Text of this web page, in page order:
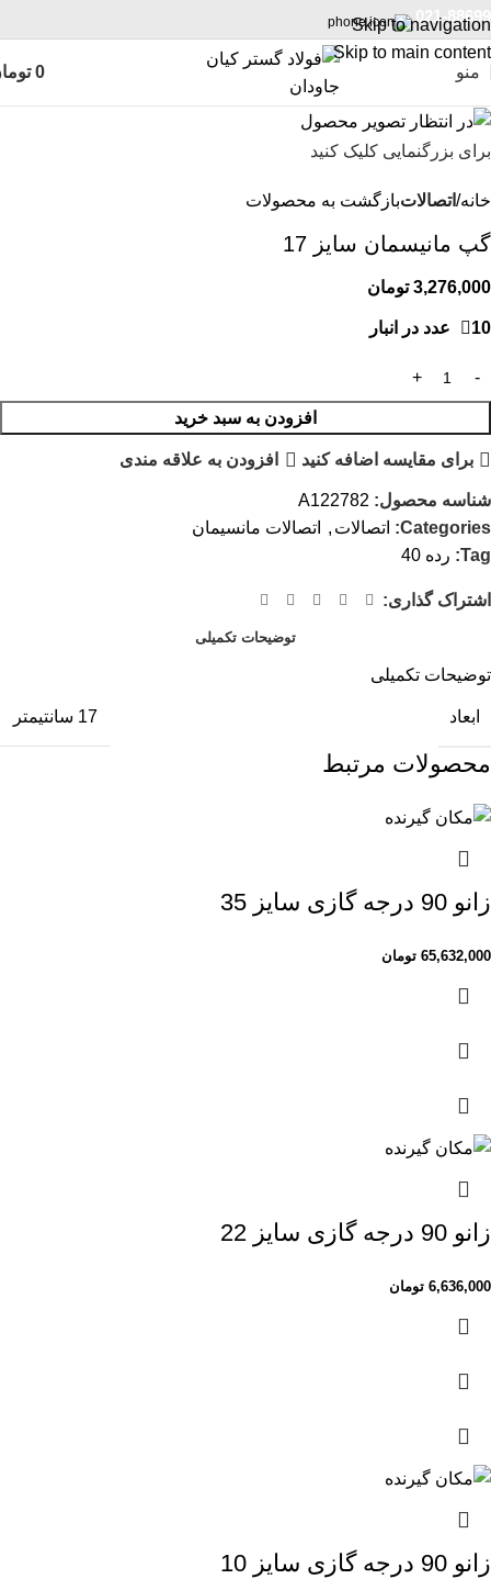
Skip to navigation
Skip to main content
021-88699
منو 0
برای بزرگنمایی کلیک کنید
خانه اتصالاتبازگشت به محصولات
گپ مانیسمان سایز 17
3,276,000 تومان
10 عدد در انبار
افزودن به سبد خرید
برای مقایسه اضافه کنید افزودن به علاقه مندی
شناسه محصول: A122782
Categories:
اتصالات ,
اتصالات مانسیمان
Tag: رده 40
اشتراک گذاری:
توضیحات تکمیلی
توضیحات تکمیلی
ابعاد 17 سانتیمتر
محصولات مرتبط
زانو 90 درجه گازی سایز 35
65,632,000 تومان
زانو 90 درجه گازی سایز 22
6,636,000 تومان
زانو 90 درجه گازی سایز 10